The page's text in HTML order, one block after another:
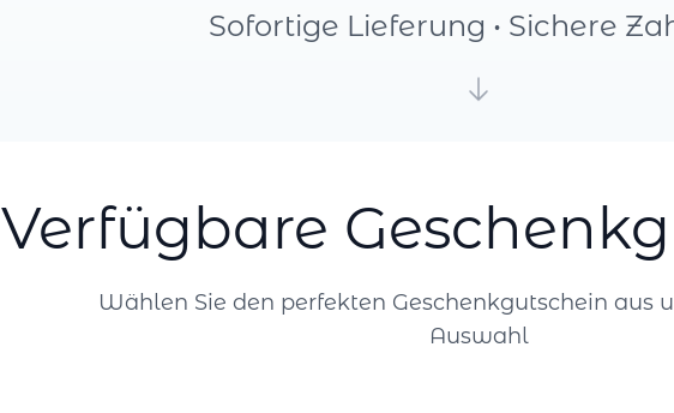
Sofortige Lieferung • Sichere
Verfügbare
Wählen Sie den perfekten Geschenkgutschein aus
Auswahl